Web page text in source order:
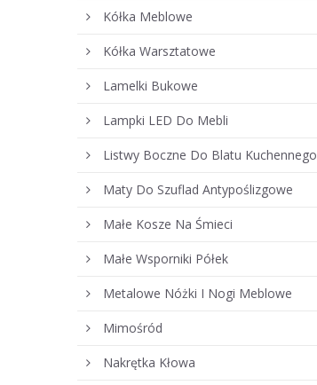
Kółka Meblowe
Kółka Warsztatowe
Lamelki Bukowe
Lampki LED Do Mebli
Listwy Boczne Do Blatu Kuchennego
Maty Do Szuflad Antypoślizgowe
Małe Kosze Na Śmieci
Małe Wsporniki Półek
Metalowe Nóżki I Nogi Meblowe
Mimośród
Nakrętka Kłowa